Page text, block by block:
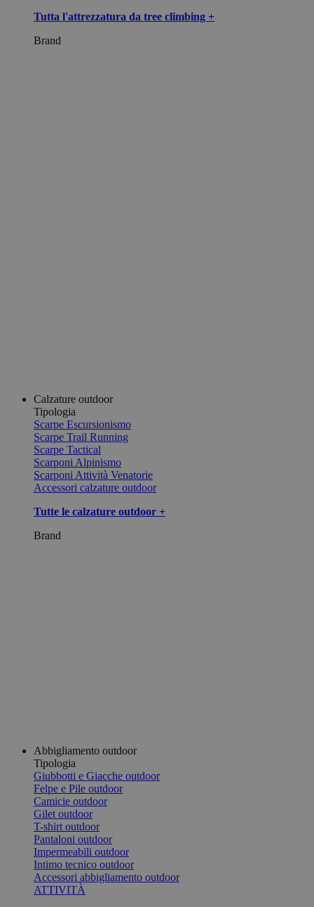
Tutta l'attrezzatura da tree climbing +
Brand
Calzature outdoor
Tipologia
Scarpe Escursionismo
Scarpe Trail Running
Scarpe Tactical
Scarponi Alpinismo
Scarponi Attività Venatorie
Accessori calzature outdoor
Tutte le calzature outdoor +
Brand
Abbigliamento outdoor
Tipologia
Giubbotti e Giacche outdoor
Felpe e Pile outdoor
Camicie outdoor
Gilet outdoor
T-shirt outdoor
Pantaloni outdoor
Impermeabili outdoor
Intimo tecnico outdoor
Accessori abbigliamento outdoor
ATTIVITÀ